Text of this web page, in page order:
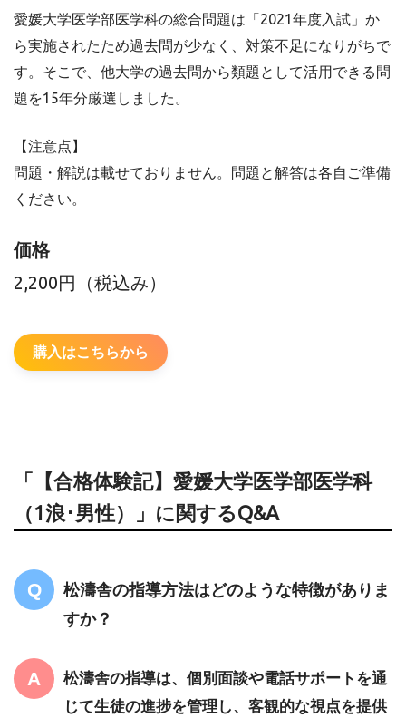
愛媛大学医学部医学科の総合問題は「2021年度入試」か
ら実施されたため過去問が少なく、対策不足になりがちで
す。そこで、他大学の過去問から類題として活用できる問
題を15年分厳選しました。
【注意点】
問題・解説は載せておりません。問題と解答は各自ご準備
ください。
価格
2,200円（税込み）
購入はこちらから
「【合格体験記】愛媛大学医学部医学科
（1浪･男性）」に関するQ&A
松濤舎の指導方法はどのような特徴がありま
すか？
松濤舎の指導は、個別面談や電話サポートを通
じて生徒の進捗を管理し、客観的な視点を提供